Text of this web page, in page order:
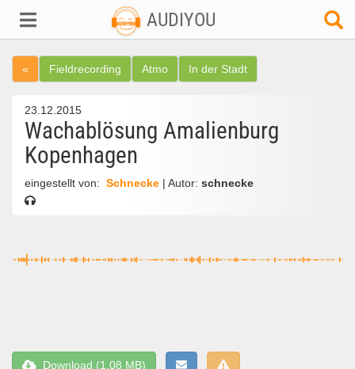
AUDIYOU
« Fieldrecording Atmo In der Stadt
23.12.2015
Wachablösung Amalienburg
Kopenhagen
eingestellt von: Schnecke | Autor: schnecke
Download (1,08 MB)